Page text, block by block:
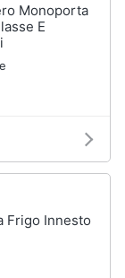
Monoporta
E
Frigo Innesto